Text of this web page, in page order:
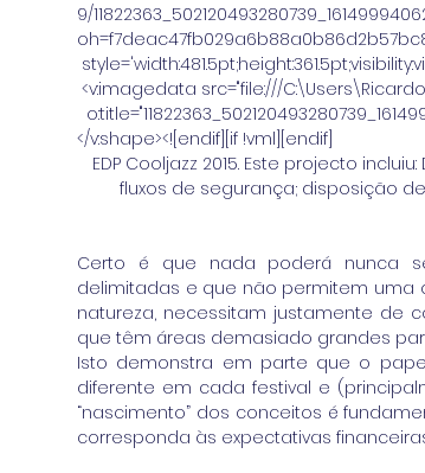
9/
<v:imagedata src="file:///
</v:shape><![endif][if !vml][endif]
EDP Cooljazz 2015. Este projecto
fluxos de segurança; disposição
Certo é que nada poderá nunca
delimitadas e que não permitem
natureza, necessitam justamente de
que têm áreas demasiado grandes
Isto demonstra em parte que o
diferente em cada festival e
“nascimento” dos conceitos é
corresponda às expectativas